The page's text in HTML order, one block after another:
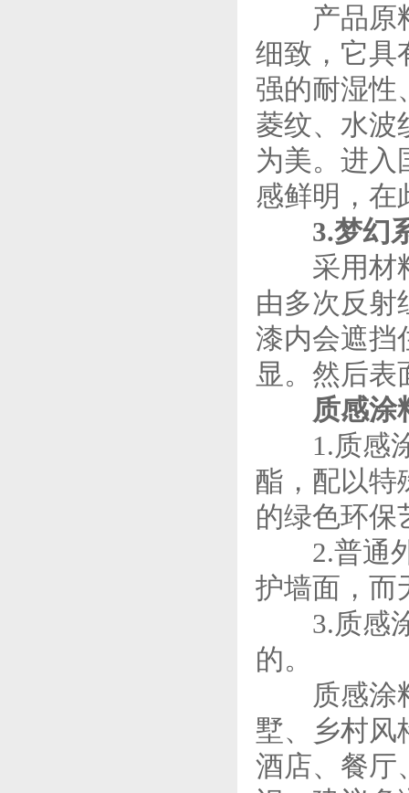
产品原料
细致，它具
强的耐湿性
菱纹、水波
为美。进入
感鲜明，在
3.梦幻
采用材料
由多次反射
漆内会遮挡
显。然后表
质感涂
1.质感涂
酯，配以特
的绿色环保
2.普通外
护墙面，而
3.质感涂
的。
质感涂料
墅、乡村风
酒店、餐厅